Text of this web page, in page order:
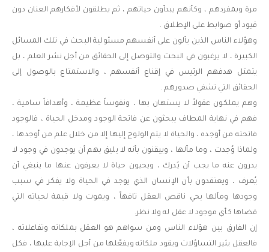
مرة وبمفردهم ، وكأنهم يبدأون حياتهم ، ثم يطلقون لأفكارهم العنان دون
قيود أو ضوابط على الإطلاق .
وهؤلاء الناس الذين يألون على أنفسهم مسئولية البحث في تلك المسائل
الكبيرة ، لا يرغبون في البحث والتوصل إلى الحقائق من أجل نشر العلم ، بل
يتمثل هدفهم الرئيس في إقناع أنفسهم ، والاستمتاع بالوصول إلى
الحقائق التي تشفي صدورهم .
وهم يملكون عقولاً لا يستهان بها ، ونفوساً عظيمة ، وأهدافاً سامية ،
فهم في نهاية المطاف يبحثون عن فاتحة الوجود ومدخل الحياة ، فالوجود
فاتحته من أوجده ، والحياة لا يتم الولوج إليها إلا من خلال علم من أوجدها ،
ولماذا وُجدت ، وما مآلها ، وييقنون بأنه لا يليق بهم أن يوجدون في وجود لا
يدرون عنه ما يجب أن يُدرك ، ويحيون حياة لا يعرفون عنها ما ينبغي أن
يُعرف ، ويعتقدون بأن الإنسان الذي يوجد في الحياة ولا يفكر في سبب
وجودها ومآلها يحي ناقص العقل تافهاً ، ويموت ولا قيمة لحياته التي
قضاها كأي موجود لا عقل له ولا نظر.
إن الفارق بين هؤلاء الناس ومن سواهم هو العقل بملكاته وتفاعلاته ،
فالعقل يثير التساؤلات ويقود ملكاته ويفعّلها من أجل الإجابة عليها ، فكل